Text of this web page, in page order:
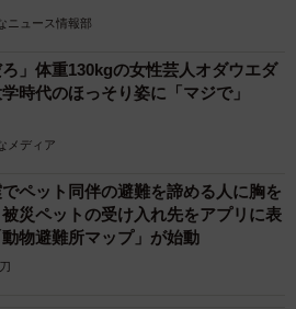
ニュース情報部
ろ」体重130kgの女性芸人オダウエダ
時代のほっそり姿に「マジで」
メディア
ペット同伴の避難を諦める人に胸を
ペットの受け入れ先をアプリに表
物避難所マップ」が始動